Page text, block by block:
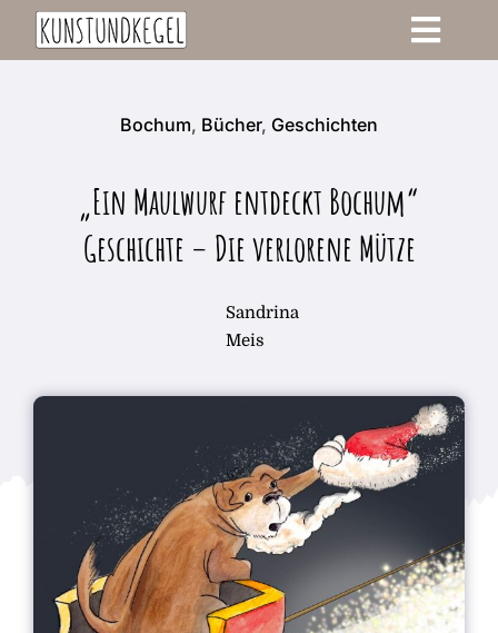
Zum
Inhalt
Toggle
Login
Bochum, Bücher, Geschichten
„Ein Maulwurf entdeckt Bochum“
Geschichte – Die verlorene Mütze
Sandrina
Meis